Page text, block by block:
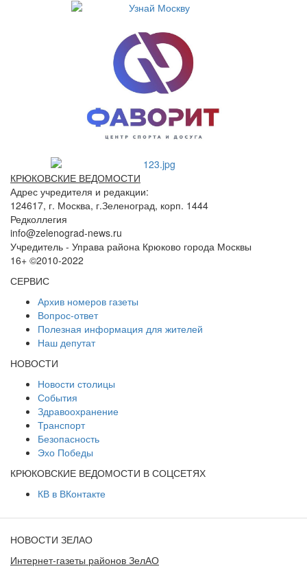
КРЮКОВСКИЕ ВЕДОМОСТИ
Адрес учредителя и редакции:
124617, г. Москва, г.Зеленоград, корп. 1444
Редколлегия
info@zelenograd-news.ru
Учредитель - Управа района Крюково города Москвы
16+ ©2010-2022
СЕРВИС
Архив номеров газеты
Вопрос-ответ
Полезная информация для жителей
Наш депутат
НОВОСТИ
Новости столицы
События
Здравоохранение
Транспорт
Безопасность
Эхо Победы
КРЮКОВСКИЕ ВЕДОМОСТИ В СОЦСЕТЯХ
КВ в ВКонтакте
НОВОСТИ ЗЕЛАО
Интернет-газеты районов ЗелАО